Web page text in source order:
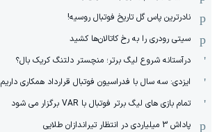
نادر‌ترین پاس گل تاریخ فوتبال روسیه!
سیتی رودری را به رخ کاتالان‌ها کشید
درآستانه شروع لیگ برتر؛ منچستر دلتنگ کریک بال؟
ایزدی: سه سال با فدراسیون فوتبال قرارداد همکاری داریم
تمام بازی های لیگ برتر فوتبال با VAR برگزار می شود
پاداش 3 میلیاردی در انتظار تیراندازان طلایی